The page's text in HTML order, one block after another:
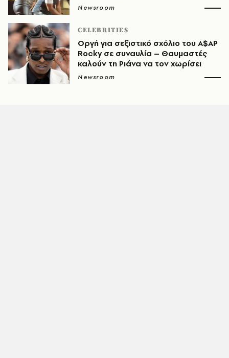
Newsroom
CELEBRITIES
Οργή για σεξιστικό σχόλιο του A$AP
Rocky σε συναυλία – Θαυμαστές
καλούν τη Ριάνα να τον χωρίσει
Newsroom